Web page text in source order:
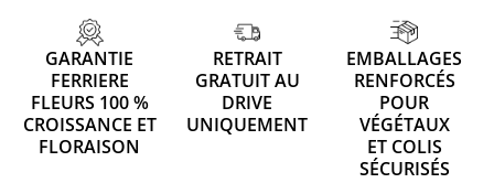
GARANTIE
FERRIERE
FLEURS 100 %
CROISSANCE ET
FLORAISON
RETRAIT
GRATUIT AU
DRIVE
UNIQUEMENT
EMBALLAGES
RENFORCÉS
POUR
VÉGÉTAUX
ET COLIS
SÉCURISÉS